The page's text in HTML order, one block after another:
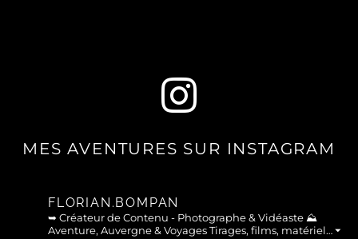
MES AVENTURES SUR INSTAGRAM
FLORIAN.BOMPAN
➥ Créateur de Contenu - Photographe & Vidéaste ⛰︎
Aventure, Auvergne & VoyagesTirages, films, matériel… ⏷